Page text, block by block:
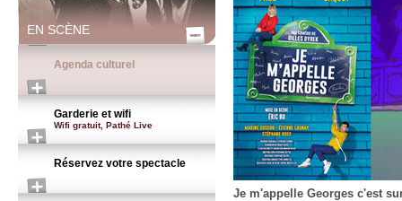
EN SCÈNE
Agenda culturel
Garderie et wifi
Wifi gratuit, Pathé Live
Réservez votre spectacle
Je m'appelle Georges c'est